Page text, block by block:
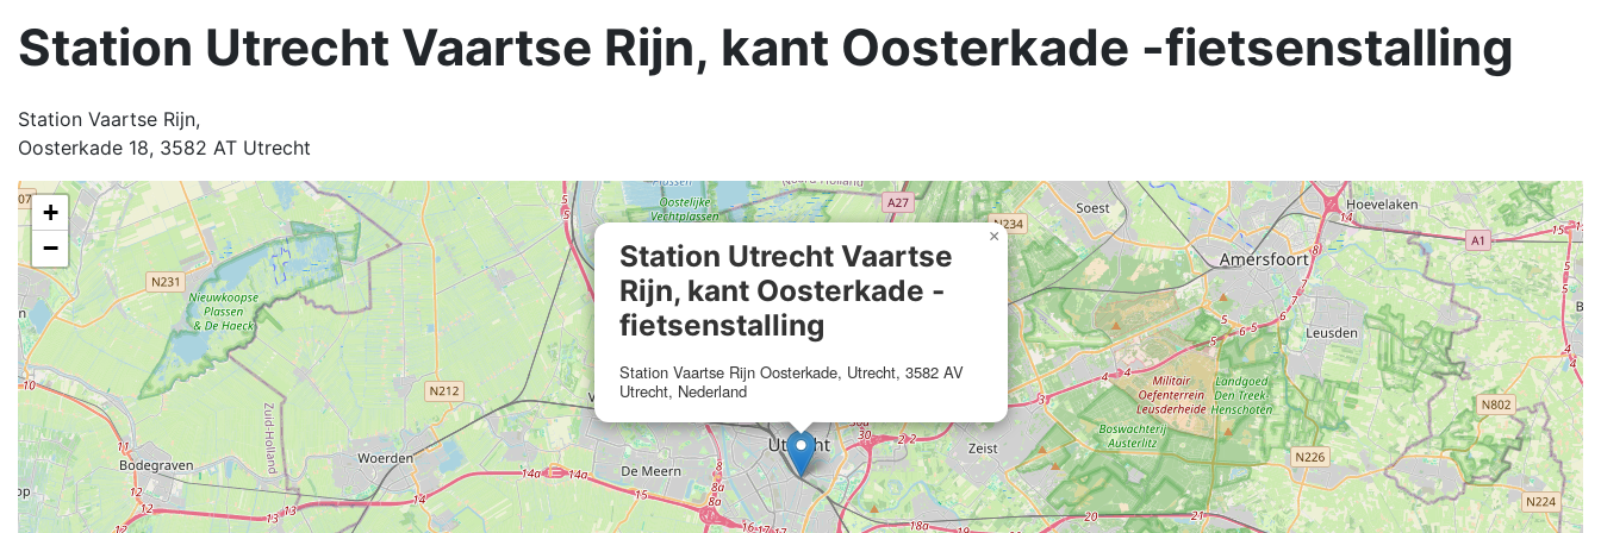
Station Utrecht Vaartse Rijn, kant Oosterkade -fietsenstalling
Station Vaartse Rijn,
Oosterkade 18, 3582 AT Utrecht
Station Utrecht Vaartse
Rijn, kant Oosterkade -
fietsenstalling
Station Vaartse Rijn Oosterkade, Utrecht, 3582 AV
Utrecht, Nederland
×
+
−